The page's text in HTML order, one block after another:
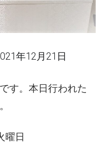
年12月21日
す。本日行われた
曜日